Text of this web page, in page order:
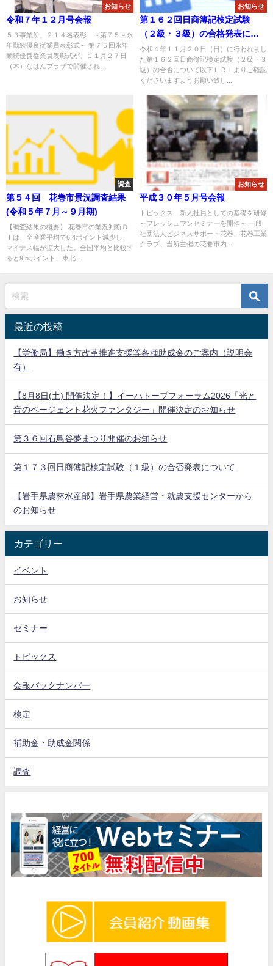
お知らせ
令和７年１２月号会報
５３事業所、２１４名表彰 ～第７５回永
年勤続優良従業員表彰式～ 第７５回永年
勤続優良従業員表彰式が、１１月２７日
（木）なはんプラザで開催され...
お知らせ
第１６２回日商簿記検定試験
（２級・３級）の合格発表につ
いて
令和４年１１月２０日（日）に行われまし
た第１６２回日商簿記検定試験（２級・３
級）の合否について以下ＵＲＬよりご確認
くださいますようお願い致し...
調査
第５４回 花巻市景況調査結果
(令和５年７月～９月期)
【調査結果の概要】 花巻市の業況判断Ｄ
Ｉは、全産業平均で6.4ポイント減少し、
マイナス幅が拡大した。全国平均と比較す
ると9.5ポイント、東北...
お知らせ
平成３０年５月号会報
トピックス 新入社員としての基礎を研修
～フレッシュマンセミナーを開催～ 一般
社団法人ビジネスサポート花巻、花巻工業
クラブ、当所主催の花巻市内...
最近の投稿
【労働局】働き方改革推進支援等各種助成金のご案内（説明会
有）
【8月8日(土) 開催決定！】イーハトーブフォーラム2026「光と
音のページェント花火ファンタジー」開催決定のお知らせ
第３６回石鳥谷夢まつり開催のお知らせ
第１７３回日商簿記検定試験（１級）の合否発表について
【岩手県農林水産部】岩手県農業経営・就農支援センターから
のお知らせ
カテゴリー
イベント
お知らせ
セミナー
トピックス
会報バックナンバー
検定
補助金・助成金関係
調査